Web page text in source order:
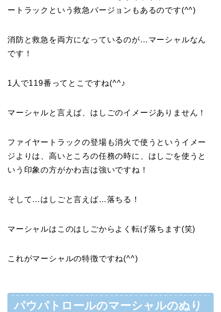
ートラックという救急バージョンもあるのです(^^)
消防と救急を両方になっているのが…マーシャルなん
です！
1人で119番ってとこですね(^^♪
マーシャルと言えば、はしごのイメージありません！
ファイヤートラックの登場も消火で使うというイメー
ジよりは、高いところの任務の時に、はしごを使うと
いう印象の方がかわ吉は強いですね！
そして…はしごと言えば…落ちる！
マーシャルはこのはしごからよく転げ落ちます(笑)
これがマーシャルの特徴ですね(^^)
パウパトロールのマーシャルのぬり